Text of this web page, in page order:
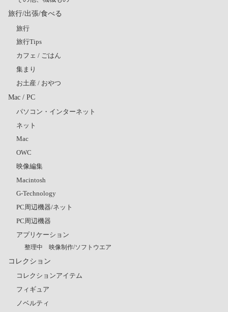
旅行/出張/食べる
旅行
旅行Tips
カフェ / ごはん
集まり
お土産 / おやつ
Mac / PC
パソコン・インターネット
ネット
Mac
OWC
映像編集
Macintosh
G-Technology
PC周辺機器/ネット
PC周辺機器
アプリケーション
整理中 映像制作/ソフトウエア
コレクション
コレクションアイテム
フィギュア
ノベルティ